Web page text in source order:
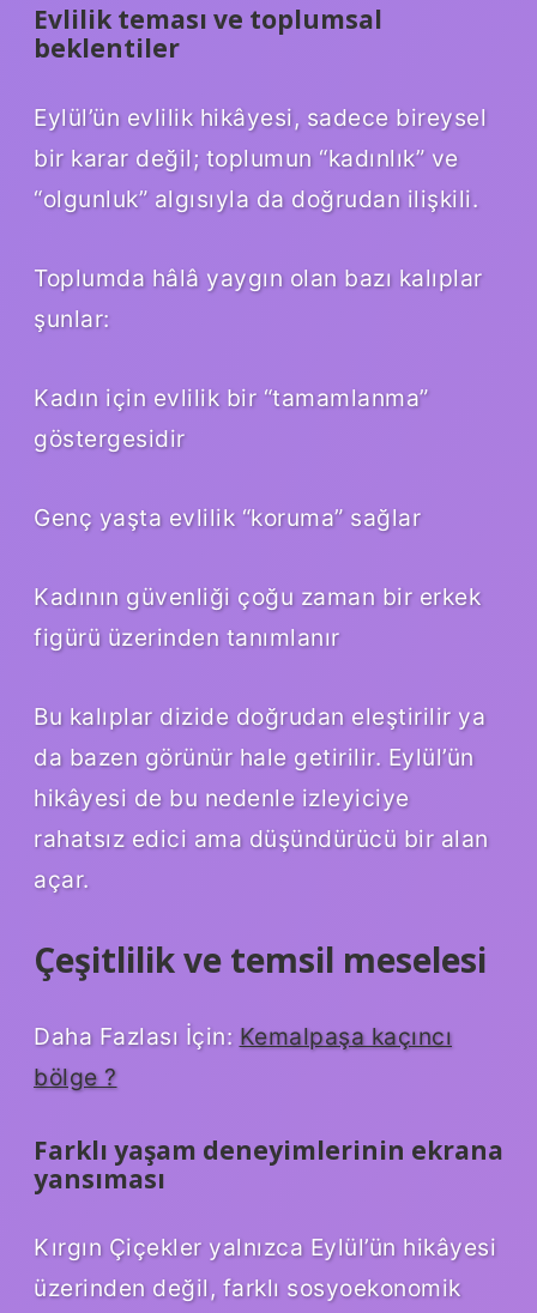
Evlilik teması ve toplumsal
beklentiler
Eylül’ün evlilik hikâyesi, sadece bireysel
bir karar değil; toplumun “kadınlık” ve
“olgunluk” algısıyla da doğrudan ilişkili.
Toplumda hâlâ yaygın olan bazı kalıplar
şunlar:
Kadın için evlilik bir “tamamlanma”
göstergesidir
Genç yaşta evlilik “koruma” sağlar
Kadının güvenliği çoğu zaman bir erkek
figürü üzerinden tanımlanır
Bu kalıplar dizide doğrudan eleştirilir ya
da bazen görünür hale getirilir. Eylül’ün
hikâyesi de bu nedenle izleyiciye
rahatsız edici ama düşündürücü bir alan
açar.
Çeşitlilik ve temsil meselesi
Daha Fazlası İçin: Kemalpaşa kaçıncı
bölge ?
Farklı yaşam deneyimlerinin ekrana
yansıması
Kırgın Çiçekler yalnızca Eylül’ün hikâyesi
üzerinden değil, farklı sosyoekonomik